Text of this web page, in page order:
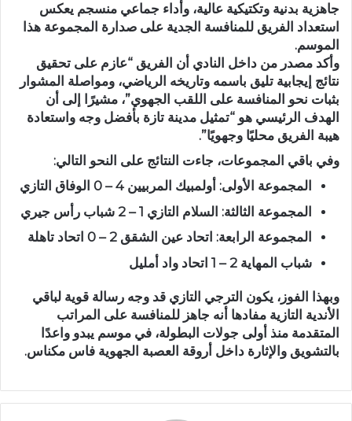
جاهزية بدنية وتكتيكية عالية، وأداء جماعي منسجم يعكس
استعداد الفريق للمنافسة الجدية على صدارة المجموعة هذا
الموسم.
وأكد مصدر من داخل النادي أن الفريق “عازم على تحقيق
نتائج إيجابية تليق باسمه وتاريخه الرياضي، ومواصلة المشوار
بثبات نحو المنافسة على اللقب الجهوي”، مشيرًا إلى أن
الهدف الرئيسي هو “تمثيل مدينة تازة بأفضل وجه واستعادة
هيبة الفريق محليًا وجهويًا”.
وفي باقي المجموعات، جاءت النتائج على النحو التالي:
المجموعة الأولى: أولمبيك المربيين 4 – 0
الوفاق التازي
المجموعة الثالثة: السلام التازي 1 – 2
شباب رأس جيري
المجموعة الرابعة: اتحاد عين الشقق 2 – 0
اتحاد تاهلة
شباب المهاية 2 – 1 اتحاد واد أمليل
وبهذا الفوز، يكون الترجي التازي قد وجه رسالة قوية لباقي
الأندية التازية مفادها أنه جاهز للمنافسة على المراتب
المتقدمة منذ أولى جولات البطولة، في موسم يبدو واعدًا
بالتشويق والإثارة داخل أروقة العصبة الجهوية فاس مكناس.